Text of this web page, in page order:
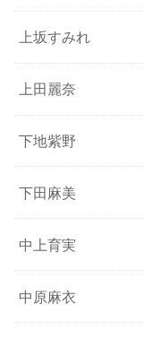
上坂すみれ
上田麗奈
下地紫野
下田麻美
中上育実
中原麻衣